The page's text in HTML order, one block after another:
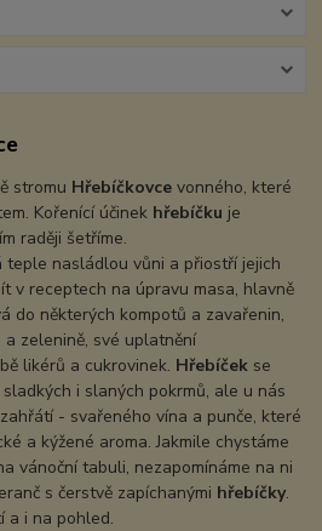
stromu Hřebíčkovcevonného, které
Kořenící účinek hřebíčku je
raději šetříme.
teple nasládlou vůni a přiostří jejich
v receptech na úpravu masa, hlavně
do některých kompotů a zavařenin,
zelenině, své uplatnění
likérů a cukrovinek. Hřebíček se
i slaných pokrmů, ale u nás
- svařeného vína a punče, které
a kýžené aroma. Jakmile chystáme
vánoční tabuli, nezapomínáme na ni
s čerstvě zapíchanými hřebíčky.
a i na pohled.